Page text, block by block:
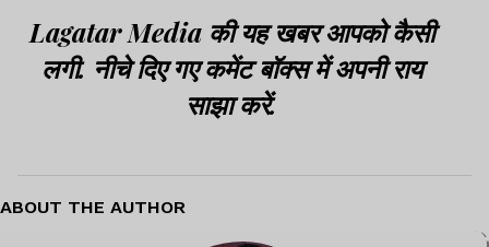
Lagatar Media की यह खबर आपको कैसी
लगी. नीचे दिए गए कमेंट बॉक्स में अपनी राय
साझा करें.
ABOUT THE AUTHOR